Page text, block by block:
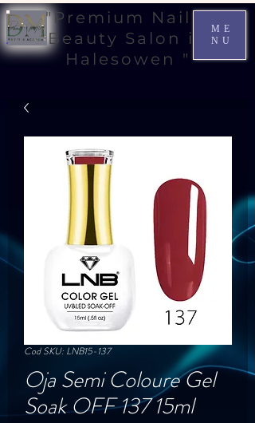
ME
NU
"Premium Nail &
Beauty Salon in
Halesowen "
Cod SKU: LNB15-137
Oja Semi Coloure Gel
Soak OFF 137 15ml